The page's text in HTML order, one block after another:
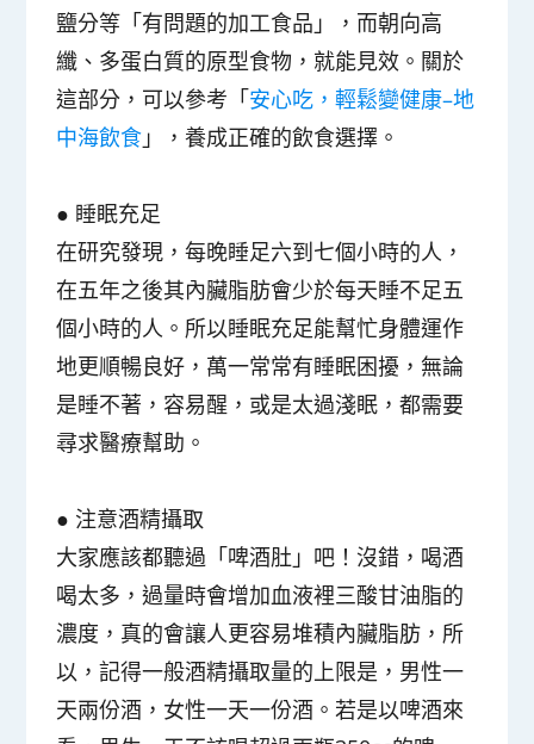
鹽分等「有問題的加工食品」，而朝向高
纖、多蛋白質的原型食物，就能見效。關於
這部分，可以參考「安心吃，輕鬆變健康–地
中海飲食 」，養成正確的飲食選擇。
● 睡眠充足
在研究發現，每晚睡足六到七個小時的人，
在五年之後其內臟脂肪會少於每天睡不足五
個小時的人。所以睡眠充足能幫忙身體運作
地更順暢良好，萬一常常有睡眠困擾，無論
是睡不著，容易醒，或是太過淺眠，都需要
尋求醫療幫助。
● 注意酒精攝取
大家應該都聽過「啤酒肚」吧！沒錯，喝酒
喝太多，過量時會增加血液裡三酸甘油脂的
濃度，真的會讓人更容易堆積內臟脂肪，所
以，記得一般酒精攝取量的上限是，男性一
天兩份酒，女性一天一份酒。若是以啤酒來